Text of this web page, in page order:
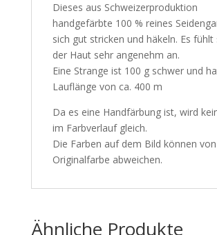
Dieses aus Schweizerproduktion
handgefärbte 100 % reines
sich gut stricken und häkeln. Es fühlt
der Haut sehr angenehm an.
Eine Strange ist 100 g schwer und
Lauflänge von ca. 400 m
Da es eine Handfärbung ist, wird
im Farbverlauf gleich.
Die Farben auf dem Bild können
Originalfarbe abweichen.
Ähnliche Produkte